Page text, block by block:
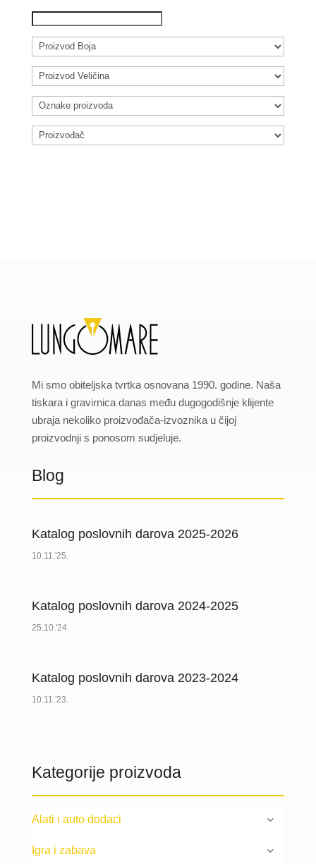
Mi smo obiteljska tvrtka osnovana 1990. godine. Naša
tiskara i gravirnica danas među dugogodišnje klijente
ubraja nekoliko proizvođača-izvoznika u čijoj
proizvodnji s ponosom sudjeluje.
Blog
Katalog poslovnih darova 2025-2026
10.11.'25.
Katalog poslovnih darova 2024-2025
25.10.'24.
Katalog poslovnih darova 2023-2024
10.11.'23.
Kategorije proizvoda
Alati i auto dodaci
Igra i zabava